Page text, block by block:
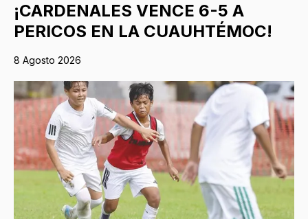
¡CARDENALES VENCE 6-5 A
PERICOS EN LA CUAUHTÉMOC!
8 Agosto 2026